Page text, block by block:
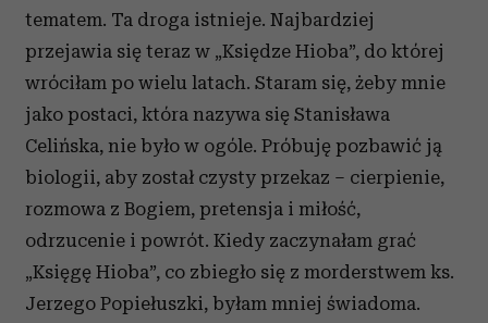
tematem. Ta droga istnieje. Najbardziej
przejawia się teraz w „Księdze Hioba”, do której
wróciłam po wielu latach. Staram się, żeby mnie
jako postaci, która nazywa się Stanisława
Celińska, nie było w ogóle. Próbuję pozbawić ją
biologii, aby został czysty przekaz – cierpienie,
rozmowa z Bogiem, pretensja i miłość,
odrzucenie i powrót. Kiedy zaczynałam grać
„Księgę Hioba”, co zbiegło się z morderstwem ks.
Jerzego Popiełuszki, byłam mniej świadoma.